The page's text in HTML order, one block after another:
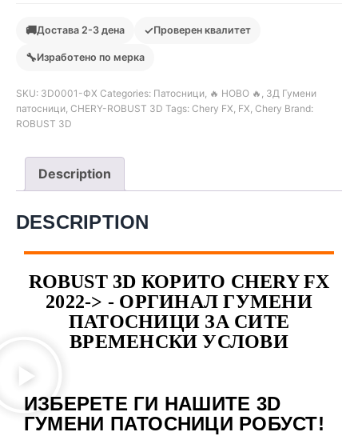
🚚Достава 2-3 дена ✓Проверен квалитет
🔧Изработено по мерка
SKU: 3D0001-ФХ Categories: Патосници, 🔥 НОВО 🔥 , 3Д Гумени
патосници, CHERY-ROBUST 3D Tags: Chery FX, FX, Chery Brand:
ROBUST 3D
Description
DESCRIPTION
ROBUST 3D КОРИТО CHERY FX
2022-> - ОРГИНАЛ ГУМЕНИ
ПАТОСНИЦИ ЗА СИТЕ
ВРЕМЕНСКИ УСЛОВИ
ИЗБЕРЕТЕ ГИ НАШИТЕ 3D
ГУМЕНИ ПАТОСНИЦИ РОБУСТ!